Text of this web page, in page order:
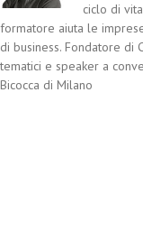
ciclo di
formatore aiuta le
di business. Fondatore di
tematici e speaker a
Bicocca di Milano